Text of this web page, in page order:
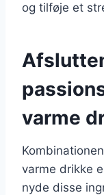
og tilføje et
varme
varme drikke
nyde disse